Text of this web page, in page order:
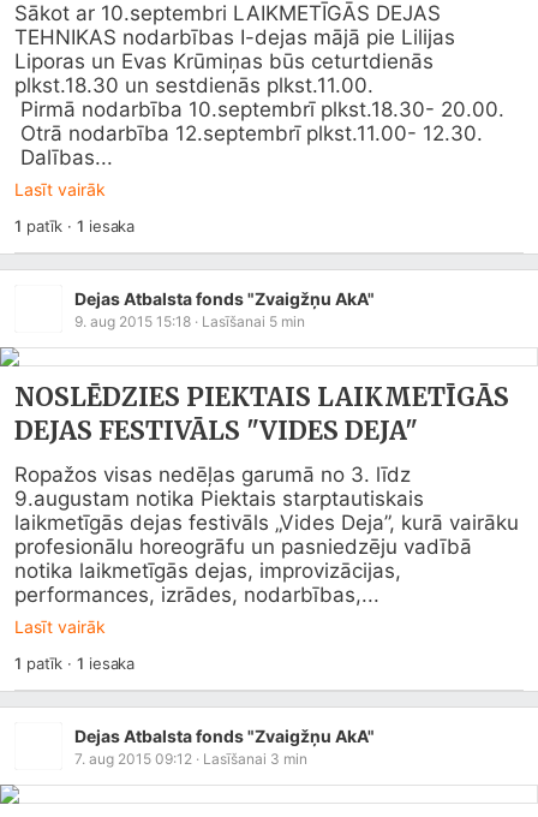
Sākot ar 10.septembri LAIKMETĪGĀS DEJAS
TEHNIKAS nodarbības I-dejas mājā pie Lilijas
Liporas un Evas Krūmiņas būs ceturtdienās
plkst.18.30 un sestdienās plkst.11.00.
Dalības...
Lasīt vairāk
1 patīk ·1 iesaka
Dejas Atbalsta fonds "Zvaigžņu AkA"
9. aug 2015 15:18 · Lasīšanai 5 min
NOSLĒDZIES PIEKTAIS LAIKMETĪGĀS
DEJAS FESTIVĀLS "VIDES DEJA"
Ropažos visas nedēļas garumā no 3. līdz
9.augustam notika Piektais starptautiskais
laikmetīgās dejas festivāls „Vides Deja”, kurā vairāku
profesionālu horeogrāfu un pasniedzēju vadībā
notika laikmetīgās dejas, improvizācijas,
performances, izrādes, nodarbības,...
Lasīt vairāk
1 patīk ·1 iesaka
Dejas Atbalsta fonds "Zvaigžņu AkA"
7. aug 2015 09:12 · Lasīšanai 3 min